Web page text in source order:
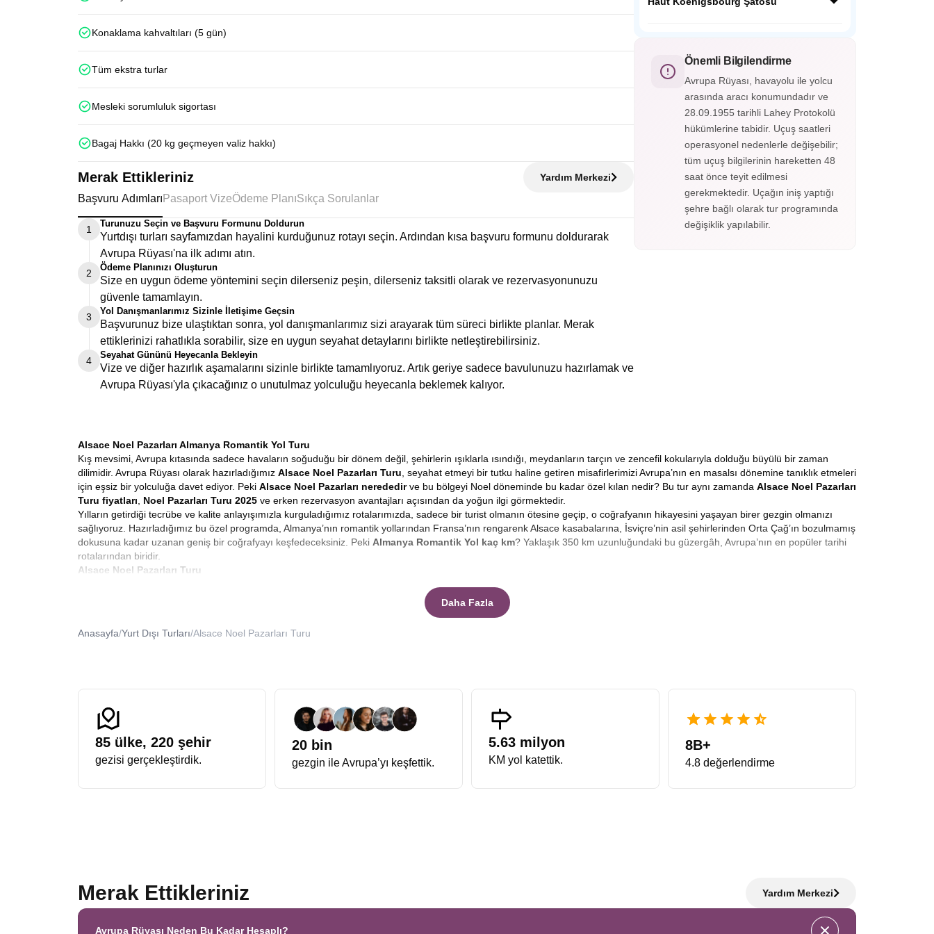
Konaklama kahvaltıları (5 gün)
Tüm ekstra turlar
Mesleki sorumluluk sigortası
Bagaj Hakkı (20 kg geçmeyen valiz hakkı)
Merak Ettikleriniz Yardım Merkezi
Başvuru Adımları Pasaport VizeÖdeme Planı Sıkça Sorulanlar
1
Turunuzu Seçin ve Başvuru Formunu Doldurun
Yurtdışı turları sayfamızdan hayalini kurduğunuz rotayı seçin. Ardından kısa başvuru formunu doldurarak
Avrupa Rüyası'na ilk adımı atın.
2
Ödeme Planınızı Oluşturun
Size en uygun ödeme yöntemini seçin dilerseniz peşin, dilerseniz taksitli olarak ve rezervasyonunuzu
güvenle tamamlayın.
3
Yol Danışmanlarımız Sizinle İletişime Geçsin
Başvurunuz bize ulaştıktan sonra, yol danışmanlarımız sizi arayarak tüm süreci birlikte planlar. Merak
ettiklerinizi rahatlıkla sorabilir, size en uygun seyahat detaylarını birlikte netleştirebilirsiniz.
4
Seyahat Gününü Heyecanla Bekleyin
Vize ve diğer hazırlık aşamalarını sizinle birlikte tamamlıyoruz. Artık geriye sadece bavulunuzu hazırlamak ve
Avrupa Rüyası'yla çıkacağınız o unutulmaz yolculuğu heyecanla beklemek kalıyor.
görüntüsünün yanında cıvıl cıvıl
atmosferiyle sizleri bekliyor.
altına serecek. Savaşlarda kullanılan aletler,
silahlar, cephanelikler, imparatorların odaları
ve eşsiz süslemelerle kaplı tavanları
gördükçe bu tarihi yolculuk hiç bitmesin
istiyorsunuz. Haut-Koenigsbourg
Şatosu’nun içerisini gezmek isterseniz
biletinizi alarak gezebileceksiniz.
Önemli Bilgilendirme
Avrupa Rüyası, havayolu ile yolcu
arasında aracı konumundadır ve
28.09.1955 tarihli Lahey Protokolü
hükümlerine tabidir. Uçuş saatleri
operasyonel nedenlerle değişebilir;
tüm uçuş bilgilerinin hareketten 48
saat önce teyit edilmesi
gerekmektedir. Uçağın iniş yaptığı
şehre bağlı olarak tur programında
değişiklik yapılabilir.
Alsace Noel Pazarları Almanya Romantik Yol Turu
Kış mevsimi, Avrupa kıtasında sadece havaların soğuduğu bir dönem değil, şehirlerin ışıklarla ısındığı, meydanların tarçın ve zencefil kokularıyla dolduğu büyülü bir zaman
dilimidir. Avrupa Rüyası olarak hazırladığımız Alsace Noel Pazarları Turu , seyahat etmeyi bir tutku haline getiren misafirlerimizi Avrupa’nın en masalsı dönemine tanıklık etmeleri
için eşsiz bir yolculuğa davet ediyor. Peki Alsace Noel Pazarları nerededir ve bu bölgeyi Noel döneminde bu kadar özel kılan nedir? Bu tur aynı zamanda Alsace Noel Pazarları
Turu fiyatları
Noel Pazarları Turu 2025 ve erken rezervasyon avantajları açısından da yoğun ilgi görmektedir.
Yılların getirdiği tecrübe ve kalite anlayışımızla kurguladığımız rotalarımızda, sadece bir turist olmanın ötesine geçip, o coğrafyanın hikayesini yaşayan birer gezgin olmanızı
sağlıyoruz. Hazırladığımız bu özel programda, Almanya’nın romantik yollarından Fransa’nın rengarenk Alsace kasabalarına, İsviçre’nin asil şehirlerinden Orta Çağ’ın bozulmamış
dokusuna kadar uzanan geniş bir coğrafyayı keşfedeceksiniz. Peki Almanya Romantik Yol kaç km? Yaklaşık 350 km uzunluğundaki bu güzergâh, Avrupa’nın en popüler tarihi
rotalarından biridir.
Alsace Noel Pazarları Turu
alışveriş gezisi değildir. Noel pazarlarında ne alınır? El yapımı ahşap oyuncaklar, cam üfleme süsler, yerel kurabiyeler ve geleneksel Noel kupaları en öne çıkan ürünlerdir. Aralık
ayı boyunca Avrupa’nın neredeyse her kasabasında kurulan bu pazarlar, yerel halkın sosyalleştiği, sıcak şarap içip ayaküstü sohbet ettiği yaşayan mekanlardır. Işıklarla
Avrupa Rüyası Yılbaşı Noel Turu
yapmanızdır.
Fransa Almanya Noel Pazarları Turu
İki dev kültürün, Alman ve Fransız geleneklerinin Ren Nehri kıyısında nasıl harmanlandığını görmek isteyenler için
Fransa Almanya Noel Pazarları Turueşsiz bir fırsattır.
Almanya tarafında daha gotik ve baharat kokulu bir hava hakimken, Alsace tarafında zarafet, estetik ve gastronomi öne çıkar. Sabah Almanya’da sosis ve pretzel tadarken,
öğleden sonra Fransa’da makaron ve krep yeme deneyimi bu turun en keyifli yanıdır. Aynı zamanda Almanya Fransa Noel Pazarları Turuarayanların en çok tercih ettiği
kombinasyondur.
Masalların gerçeğe dönüştüğü yer neresidir diye sorulsa, verilecek cevap kesinlikle Alsace bölgesi ve Almanya’nın güney kasabalarıdır. Bu rotada karşılaşılan yarı ahşap evler,
Noel döneminde süslemeler, sıcak çikolata kokuları ve samimi atmosfer bu bölgeyi benzersiz kılar.
Strasbourg, “Noel’in Başkenti” unvanını 1570 yılından beri korur. Avrupa’nın en eski pazarlarından biri olan Christkindelsmärik, şehrin kalbidir. Katedralin ihtişamı ile pazarın
parlak ışıkları birleştiğinde unutulmaz bir görüntü ortaya çıkar.
Üç farklı ülkenin kesişim noktasında bulunan bu bölge, kültürel çeşitliliği en güçlü şekilde hissettiren rotalardan biridir. Basel’in zarif mimarisi, Colmar’ın masalsı havası ve
Daha Fazla
Anasayfa/Yurt Dışı Turları/Alsace Noel Pazarları Turu
85 ülke, 220 şehir
gezisi gerçekleştirdik.
20 bin
gezgin ile Avrupa’yı keşfettik.
5.63 milyon
KM yol katettik.
8B+
4.8 değerlendirme
Merak Ettikleriniz Yardım Merkezi
Avrupa Rüyası Neden Bu Kadar Hesaplı?